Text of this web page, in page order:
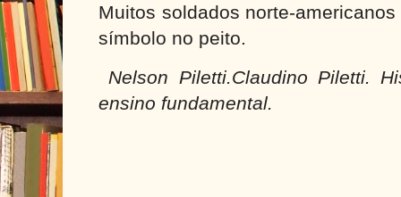
Muitos soldados norte-
símbolo no peito.
Nelson Piletti.Claudino Piletti.
ensino fundamental.